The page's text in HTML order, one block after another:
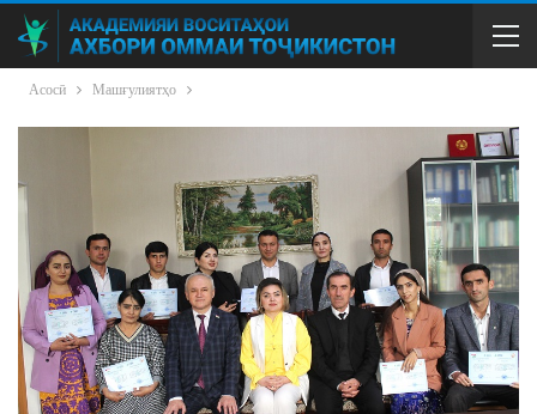
Асосӣ Машғулиятҳо